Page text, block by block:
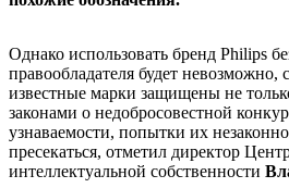
Однако использовать бренд Philips
правообладателя будет невозможно,
известные марки защищены не
законами о недобросовестной
узнаваемости, попытки их
пресекаться, отметил директор
интеллектуальной собственности